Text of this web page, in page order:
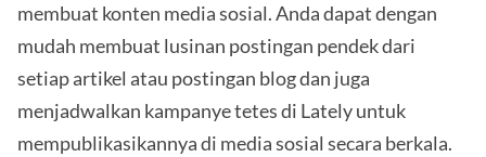
membuat konten media sosial. Anda dapat dengan
mudah membuat lusinan postingan pendek dari
setiap artikel atau postingan blog dan juga
menjadwalkan kampanye tetes di Lately untuk
mempublikasikannya di media sosial secara berkala.